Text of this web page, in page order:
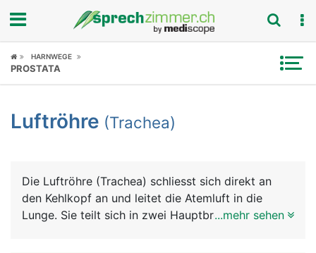
Fokus
Symptome
News
HARNWEGE
PROSTATA
Luftröhre (Trachea)
Die Luftröhre (Trachea) schliesst sich direkt an
den Kehlkopf an und leitet die Atemluft in die
Lunge. Sie teilt sich in zwei Hauptbronchien, die in
...mehr sehen